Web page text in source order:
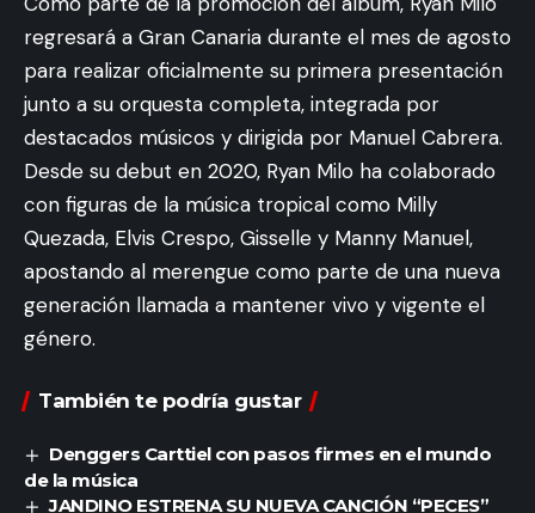
regresará a Gran Canaria durante el mes de agosto
para realizar oficialmente su primera presentación
junto a su orquesta completa, integrada por
destacados músicos y dirigida por Manuel Cabrera.
Desde su debut en 2020, Ryan Milo ha colaborado
con figuras de la música tropical como Milly
Quezada, Elvis Crespo, Gisselle y Manny Manuel,
apostando al merengue como parte de una nueva
generación llamada a mantener vivo y vigente el
género.
También te podría gustar
Denggers Carttiel con pasos firmes en el mundo
de la música
JANDINO ESTRENA SU NUEVA CANCIÓN “PECES”